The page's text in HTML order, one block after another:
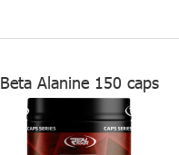
Beta Alanine 150 caps